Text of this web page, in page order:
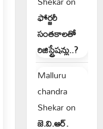
ఫోర్జరీ
సంతకాలతో
రిజిస్ట్రేషన్లు..?
Malluru
chandra
Shekaron
జె.వి.ఆర్.